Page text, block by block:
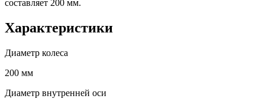
составляет 200 мм.
Характеристики
Диаметр колеса
200 мм
Диаметр внутренней оси